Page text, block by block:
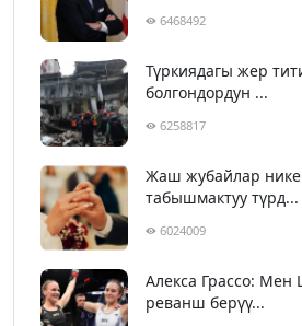
6468492
Түркиядагы жер
болгондордун ...
6258817
Жаш жубайлар нике
табышмактуу түрд...
6024009
Алекса Грассо: Мен
реванш берүү...